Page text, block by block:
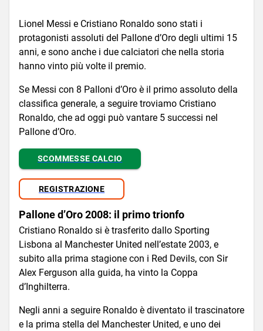
Lionel Messi e Cristiano Ronaldo sono stati i
protagonisti assoluti del Pallone d’Oro degli ultimi 15
anni, e sono anche i due calciatori che nella storia
hanno vinto più volte il premio.
Se Messi con 8 Palloni d’Oro è il primo assoluto della
classifica generale, a seguire troviamo Cristiano
Ronaldo, che ad oggi può vantare 5 successi nel
Pallone d’Oro.
SCOMMESSE CALCIO
REGISTRAZIONE
Pallone d’Oro 2008: il primo trionfo
Cristiano Ronaldo si è trasferito dallo Sporting
Lisbona al Manchester United nell’estate 2003, e
subito alla prima stagione con i Red Devils, con Sir
Alex Ferguson alla guida, ha vinto la Coppa
d’Inghilterra.
Negli anni a seguire Ronaldo è diventato il trascinatore
e la prima stella del Manchester United, e uno dei